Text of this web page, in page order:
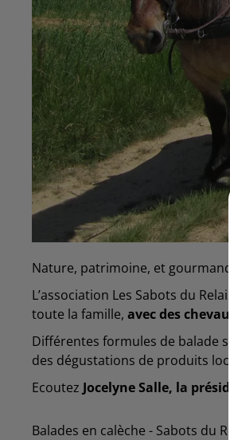
Nature, patrimoine, et
L’association Les Sabots du
toute la famille, avec des
Différentes formules de balade
des dégustations de produits
Ecoutez Jocelyne Salle, la
Balades en calèche - Sabots du